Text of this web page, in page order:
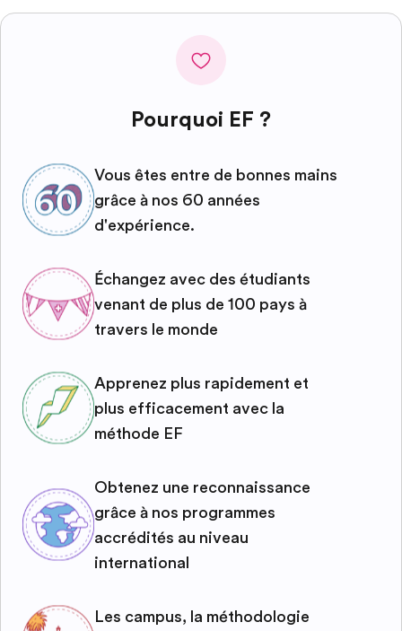
Pourquoi EF ?
Vous êtes entre de bonnes mains
grâce à nos 60 années
d'expérience.
Échangez avec des étudiants
venant de plus de 100 pays à
travers le monde
Apprenez plus rapidement et
plus efficacement avec la
méthode EF
Obtenez une reconnaissance
grâce à nos programmes
accrédités au niveau
international
Les campus, la méthodologie